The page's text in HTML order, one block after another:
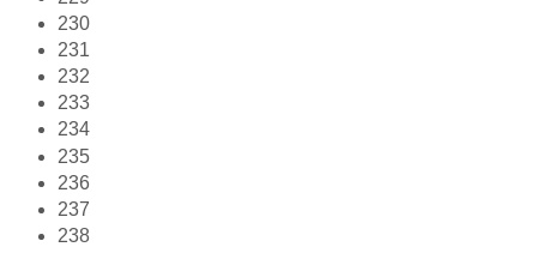
230
231
232
233
234
235
236
237
238